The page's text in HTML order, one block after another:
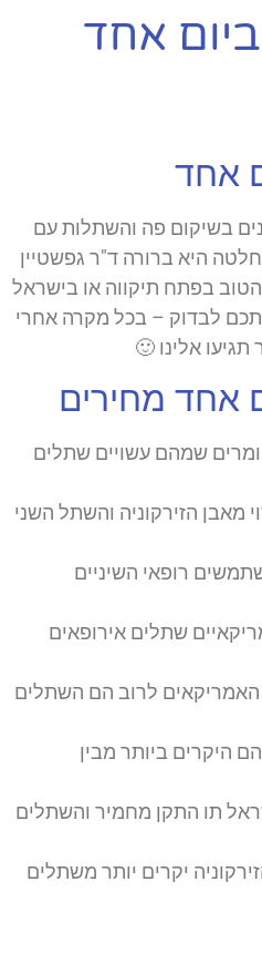
אחד
אחד
אלפי טיפולים ב 27 שנים בשיקום פה והשתלות עם
היא ברורה ד"ר גפשטיין
בפתח תיקווה או בישראל
לבדוק – בכל מקרה אחרי
אלינו 🙂
אחד מחירים
חומרים שמהם עשויים שתלים
הזירקוניה והשתל השני
רופאי השיניים
שתלים אירופאים
לרוב הם השתלים
היקרים ביותר מבין
תו התקן מחמיר והשתלים
יקרים יותר משתלים